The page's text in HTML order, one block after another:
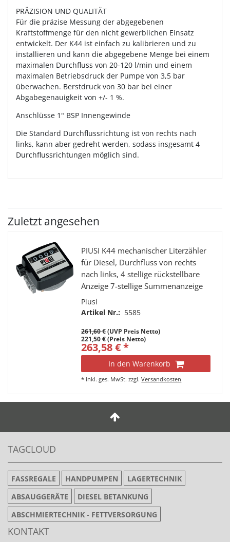
PRÄZISION UND QUALITÄT
Für die präzise Messung der abgegebenen
Kraftstoffmenge für den nicht gewerblichen Einsatz
entwickelt. Der K44 ist einfach zu kalibrieren und zu
installieren und kann die abgegebene Menge bei einem
maximalen Durchfluss von 20-120 l/min und einem
maximalen Betriebsdruck der Pumpe von 3,5 bar
überwachen. Berstdruck von 30 bar bei einer
Abgabegenauigkeit von +/- 1 %.
Anschlüsse 1" BSP Innengewinde
Die Standard Durchflussrichtung ist von rechts nach
links, kann aber gedreht werden, sodass insgesamt 4
Durchflussrichtungen möglich sind.
Zuletzt angesehen
PIUSI K44 mechanischer Literzähler
für Diesel, Durchfluss von rechts
nach links, 4 stellige rückstellbare
Anzeige 7-stellige Summenanzeige
Piusi
Artikel Nr.: 5585
261,60 €(UVP Preis Netto)
221,50 € (Preis Netto)
263,58 € *
In den Warenkorb
* inkl. ges. MwSt. zzgl.Versandkosten
TAGCLOUD
FASSREGALE HANDPUMPEN
LAGERTECHNIK
ABSAUGGERÄTE
DIESEL BETANKUNG
ABSCHMIERTECHNIK - FETTVERSORGUNG
KONTAKT